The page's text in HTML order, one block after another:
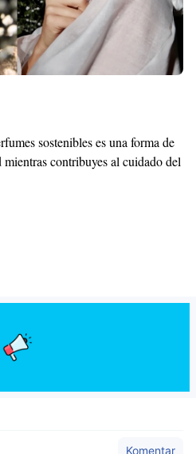
sostenibles es una forma de
contribuyes al cuidado del
Komentar